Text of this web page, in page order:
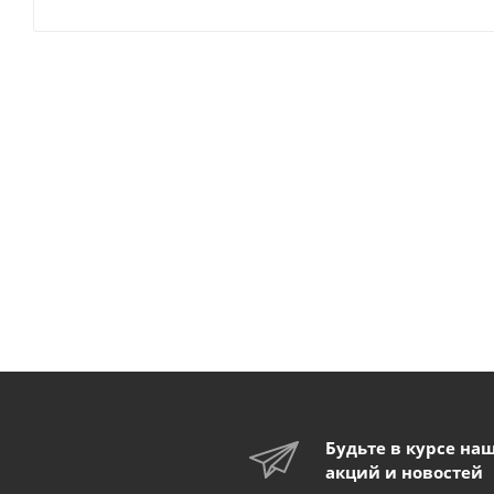
Будьте в курсе
акций и новостей